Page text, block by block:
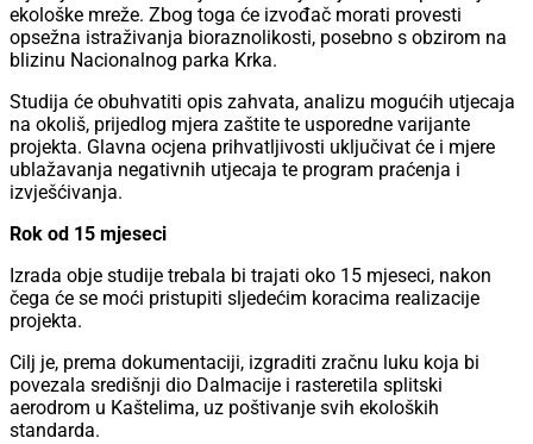
ekološke mreže. Zbog toga će izvođač morati provesti
opsežna istraživanja bioraznolikosti, posebno s obzirom na
blizinu Nacionalnog parka Krka.
Studija će obuhvatiti opis zahvata, analizu mogućih utjecaja
na okoliš, prijedlog mjera zaštite te usporedne varijante
projekta. Glavna ocjena prihvatljivosti uključivat će i mjere
ublažavanja negativnih utjecaja te program praćenja i
izvješćivanja.
Rok od 15 mjeseci
Izrada obje studije trebala bi trajati oko 15 mjeseci, nakon
čega će se moći pristupiti sljedećim koracima realizacije
projekta.
Cilj je, prema dokumentaciji, izgraditi zračnu luku koja bi
povezala središnji dio Dalmacije i rasteretila splitski
aerodrom u Kaštelima, uz poštivanje svih ekoloških
standarda.